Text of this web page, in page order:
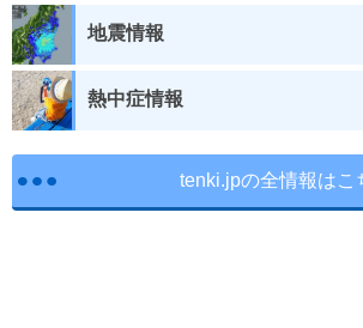
地震情報
熱中症情報
tenki.jpの全情報はこ